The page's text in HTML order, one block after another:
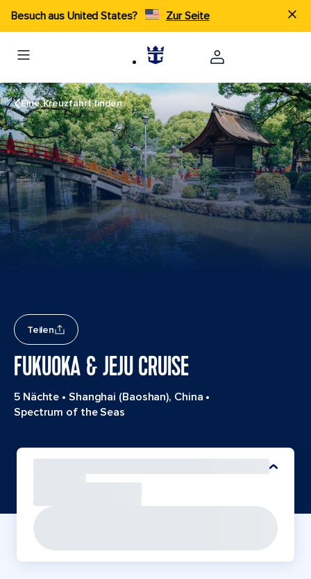
Besuch aus United States? Zur Seite
Eine Kreuzfahrt finden
Teilen
FUKUOKA & JEJU CRUISE
5 Nächte • Shanghai (Baoshan), China •
Spectrum of the Seas